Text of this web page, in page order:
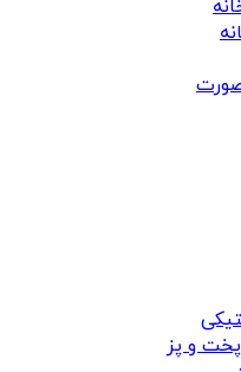
پخت و پز